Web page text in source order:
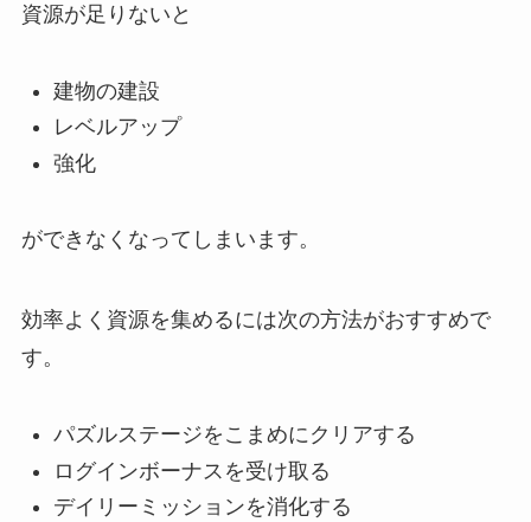
資源が足りないと
建物の建設
レベルアップ
強化
ができなくなってしまいます。
効率よく資源を集めるには次の方法がおすすめで
す。
パズルステージをこまめにクリアする
ログインボーナスを受け取る
デイリーミッションを消化する